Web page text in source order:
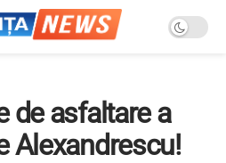
de asfaltare a
Alexandrescu!